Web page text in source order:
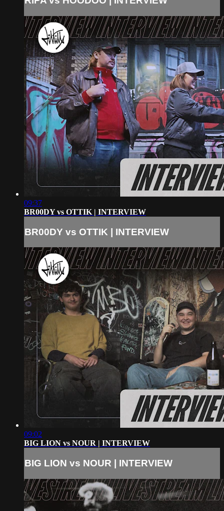
09:37
BR00DY vs OTTIK | INTERVIEW
BR00DY vs OTTIK | INTERVIEW
09:02
BIG LION vs NOUR | INTERVIEW
BIG LION vs NOUR | INTERVIEW